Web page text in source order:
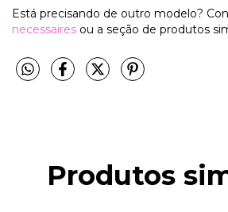
Está precisando de outro modelo?
necessaires ou a seção de produtos
Produtos